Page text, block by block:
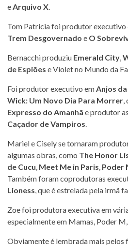
eArquivo X.
Tom Patricia foi produtor executivo
Trem Desgovernado e O
Bernacchi produziu Emerald City,
de Espiões e Violet no Mundo da
Foi produtor executivo emAnjos
Wick: Um Novo Dia Para Morrer,
Expresso do Amanhã e produtor
Caçador de Vampiros.
Mariel e Cisely se tornaram
algumas obras, como The Honor
de Cucu, Meet Me in Paris, Poder
Também foram coprodutoras
Lioness, que é estrelada pela irmã
Zoe foi produtora executiva em
especialmente em Mamas, Poder
Obviamente é lembrada mais pelos